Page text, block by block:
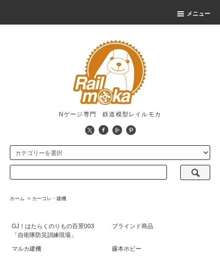
メニュー
Nゲージ専門 鉄道模型レイルモカ
ホーム > カーコレ・建機
GJ！はたらくのりもの百景003
「自衛隊防災訓練現場」
ブラインド商品
マルカ建機 藤本ホビー